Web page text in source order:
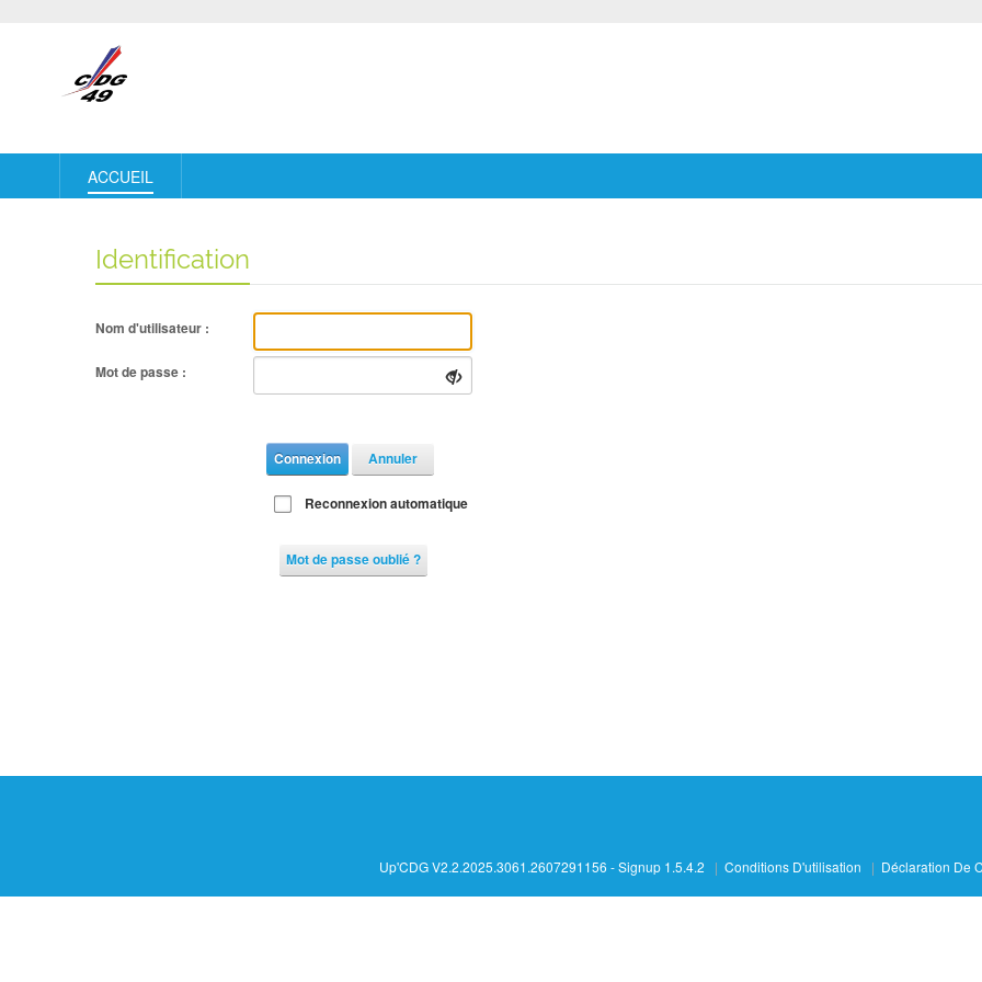
ACCUEIL
Identification
Nom d'utilisateur :
Mot de passe :
Connexion Annuler
Reconnexion automatique
Mot de passe oublié ?
Up'CDG V2.2.2025.3061.2607291156 - Signup 1.5.4.2 | Conditions D'utilisation | Déclaration De